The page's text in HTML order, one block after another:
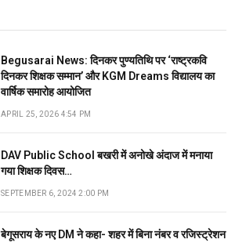
Begusarai News: दिनकर पुण्यतिथि पर ‘राष्ट्रकवि
दिनकर शिक्षक सम्मान’ और KGM Dreams विद्यालय का
वार्षिक समारोह आयोजित
APRIL 25, 2026 4:54 PM
DAV Public School बखरी में अनोखे अंदाज में मनाया
गया शिक्षक दिवस…
SEPTEMBER 6, 2024 2:00 PM
बेगूसराय के नए DM ने कहा- शहर में बिना नंबर व रजिस्ट्रेशन